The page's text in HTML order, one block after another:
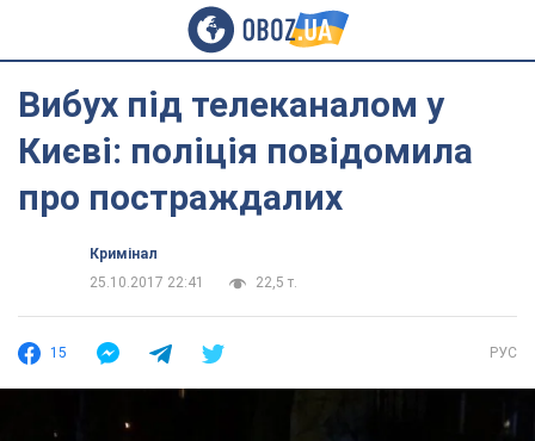
Вибух під телеканалом у
Києві: поліція повідомила
про постраждалих
Кримінал
25.10.2017 22:41
22,5 т.
15 РУС